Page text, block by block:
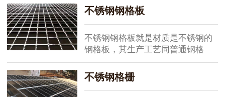
不锈钢钢格板
不锈钢钢格板就是材质是不锈钢的
钢格板，其生产工艺同普通钢格
板...
不锈钢格栅